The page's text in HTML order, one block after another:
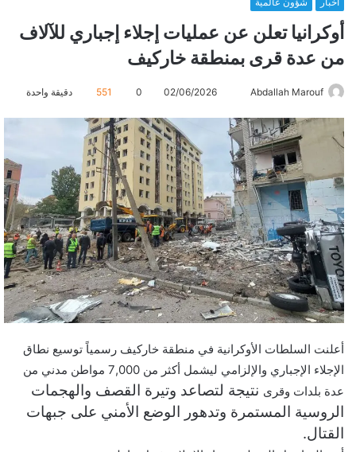
أوكرانيا تعلن عن عمليات إجلاء إجباري للآلاف
من عدة قرى بمنطقة خاركيف
Abdallah Marouf
س
ل
ب
ر
ي
د
ا
إ
ل
ك
ت
و
ي
ا
02/06/2026
0
551 دقيقة واحدة
أعلنت السلطات الأوكرانية في منطقة خاركيف رسمياً توسيع نطاق
الإجلاء الإجباري والإلزامي ليشمل أكثر من 7,000 مواطن مدني من
عدة بلدات وقرى نتيجة لتصاعد وتيرة القصف والهجمات
الروسية المستمرة وتدهور الوضع الأمني على جبهات
القتال.